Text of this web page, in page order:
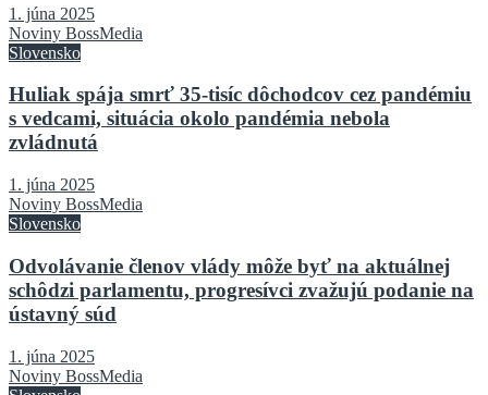
1. júna 2025
Noviny BossMedia
Slovensko
Huliak spája smrť 35-tisíc dôchodcov cez pandémiu
s vedcami, situácia okolo pandémia nebola
zvládnutá
1. júna 2025
Noviny BossMedia
Slovensko
Odvolávanie členov vlády môže byť na aktuálnej
schôdzi parlamentu, progresívci zvažujú podanie na
ústavný súd
1. júna 2025
Noviny BossMedia